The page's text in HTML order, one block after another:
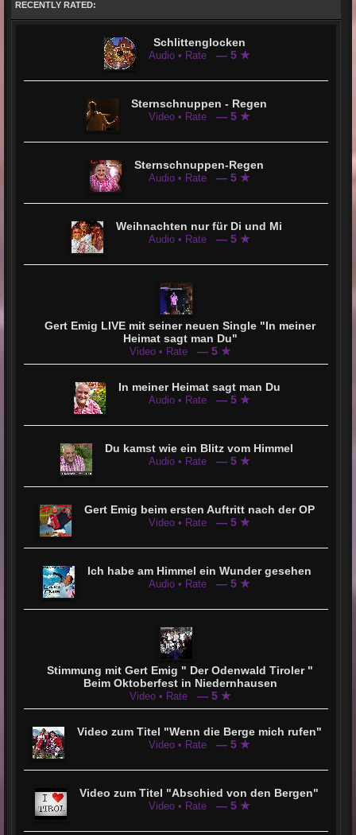
RECENTLY RATED:
Schlittenglocken
Audio • Rate — 5 ★
Sternschnuppen - Regen
Video • Rate — 5 ★
Sternschnuppen-Regen
Audio • Rate — 5 ★
Weihnachten nur für Di und Mi
Audio • Rate — 5 ★
Gert Emig LIVE mit seiner neuen Single "In meiner
Heimat sagt man Du"
Video • Rate — 5 ★
In meiner Heimat sagt man Du
Audio • Rate — 5 ★
Du kamst wie ein Blitz vom Himmel
Audio • Rate — 5 ★
Gert Emig beim ersten Auftritt nach der OP
Video • Rate — 5 ★
Ich habe am Himmel ein Wunder gesehen
Audio • Rate — 5 ★
Stimmung mit Gert Emig " Der Odenwald Tiroler "
Beim Oktoberfest in Niedernhausen
Video • Rate — 5 ★
Video zum Titel "Wenn die Berge mich rufen"
Video • Rate — 5 ★
Video zum Titel "Abschied von den Bergen"
Video • Rate — 5 ★